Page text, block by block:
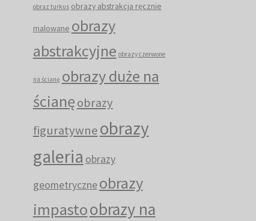
obraz turkus obrazy abstrakcja ręcznie
malowane obrazy
abstrakcyjne obrazy czerwone
na ścianę obrazy duże na
ścianęobrazy
figuratywneobrazy
galeria obrazy
geometryczneobrazy
impastoobrazy na